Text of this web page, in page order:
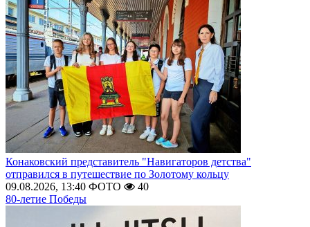
Конаковский представитель "Навигаторов детства"
отправился в путешествие по Золотому кольцу
09.08.2026, 13:40 ФОТО
40
80-летие Победы